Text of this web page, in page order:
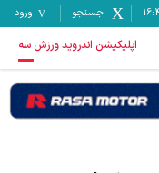
جستجو ورود
اپلیکیشن اندروید ورزش سه